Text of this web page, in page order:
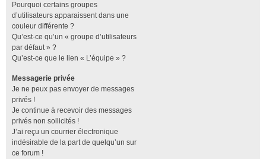
Pourquoi certains groupes
d’utilisateurs apparaissent dans une
couleur différente ?
Qu’est-ce qu’un « groupe d’utilisateurs
par défaut » ?
Qu’est-ce que le lien « L’équipe » ?
Messagerie privée
Je ne peux pas envoyer de messages
privés !
Je continue à recevoir des messages
privés non sollicités !
J’ai reçu un courrier électronique
indésirable de la part de quelqu’un sur
ce forum !